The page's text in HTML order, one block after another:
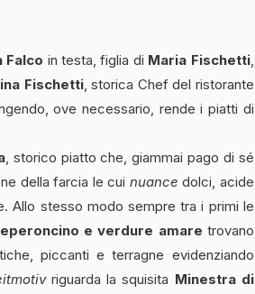
Falco in testa, figlia di Maria Fischetti,
Fischetti, storica Chef del ristorante
ove necessario, rende i piatti di
, storico piatto che, giammai pago di sé
della farcia le cui nuance dolci, acide
Allo stesso modo sempre tra i primi le
e verdure amare trovano
piccanti e terragne evidenziando
riguarda la squisita Minestra di